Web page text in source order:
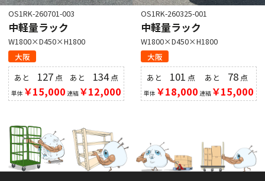
OS1RK-260701-003
中軽量ラック
W1800×D450×H1800
大阪
あと 127 点
単体 ￥15,000
あと 134点
連結￥12,000
OS1RK-260325-001
中軽量ラック
W1800×D450×H1800
大阪
あと 101 点
単体 ￥18,000
あと 78 点
連結￥15,000